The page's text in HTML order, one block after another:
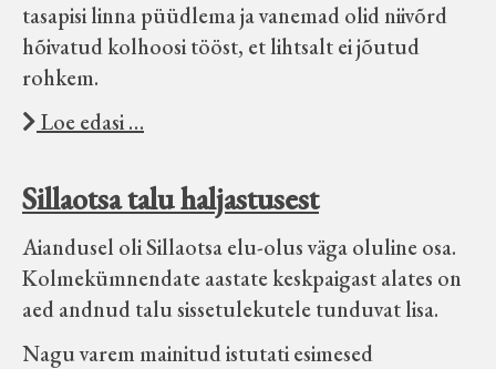
tasapisi linna püüdlema ja vanemad olid niivõrd
hõivatud kolhoosi tööst, et lihtsalt ei jõutud
rohkem.
Loe edasi …
Sillaotsa talu haljastusest
Aiandusel oli Sillaotsa elu-olus väga oluline osa.
Kolmekümnendate aastate keskpaigast alates on
aed andnud talu sissetulekutele tunduvat lisa.
Nagu varem mainitud istutati esimesed